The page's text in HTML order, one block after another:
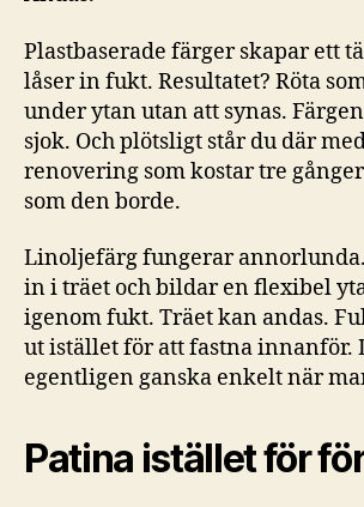
Plastbaserade färger skapar ett
låser in fukt. Resultatet? Röta
under ytan utan att synas.
sjok. Och plötsligt står du där
renovering som kostar tre
som den borde.
Linoljefärg fungerar
in i träet och bildar en flexibel
igenom fukt. Träet kan andas.
ut istället för att fastna innanför.
egentligen ganska enkelt när
Patina istället för